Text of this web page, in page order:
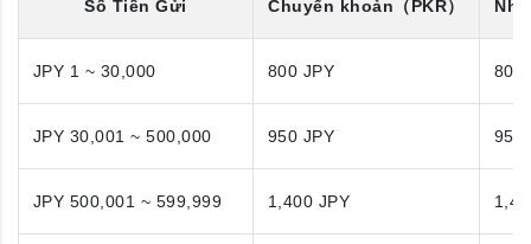
Số Tiền Gửi Chuyển khoản （PKR）
JPY 1 ~ 30,000 800 JPY 800
JPY 30,001 ~ 500,000 950 JPY 950
JPY 500,001 ~ 599,999 1,400 JPY